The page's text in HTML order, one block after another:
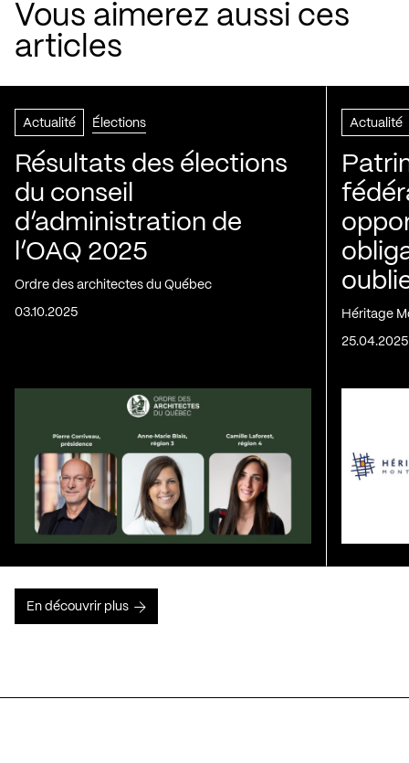
Vous aimerez aussi ces
articles
Actualité Élections
Résultats des élections
du conseil
d’administration de
l’OAQ 2025
Ordre des architectes du Québec
03.10.2025
Actualité
Héritage
25.04.2025
En découvrir plus